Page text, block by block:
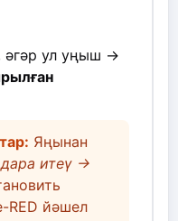
әгәр ул уңыш ->
Яңынан
итеү →
RED йәшел